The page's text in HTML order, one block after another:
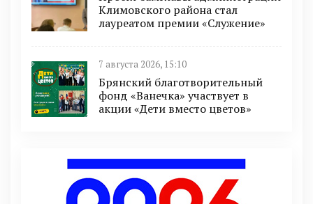
Климовского района стал
лауреатом премии «Служение»
7 августа 2026, 15:10
Брянский благотворительный
фонд «Ванечка» участвует в
акции «Дети вместо цветов»